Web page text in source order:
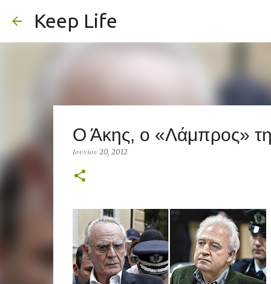
Keep Life
Ο Άκης, ο «Λάμπρος»
Ιουνίου 20, 2012